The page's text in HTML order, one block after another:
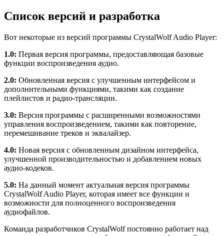
Список версий и разработка
Вот некоторые из версий программы CrystalWolf Audio Player:
1.0: Первая версия программы, предоставляющая базовые
функции воспроизведения аудио.
2.0: Обновленная версия с улучшенным интерфейсом и
дополнительными функциями, такими как создание
плейлистов и радио-трансляции.
3.0: Версия программы с расширенными возможностями
управления воспроизведением, такими как повторение,
перемешивание треков и эквалайзер.
4.0: Новая версия с обновленным дизайном интерфейса,
улучшенной производительностью и добавлением новых
аудио-кодеков.
5.0: На данный момент актуальная версия программы
CrystalWolf Audio Player, которая имеет все функции и
возможности для полноценного воспроизведения
аудиофайлов.
Команда разработчиков CrystalWolf постоянно работает над